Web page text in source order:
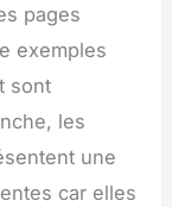
pages
exemples
sont
les
une
car elles